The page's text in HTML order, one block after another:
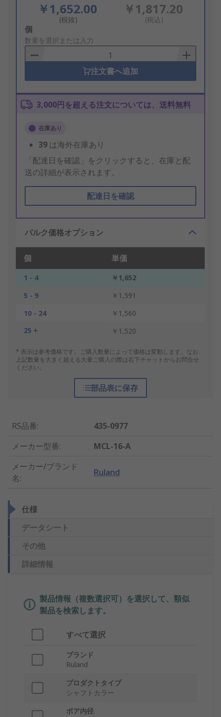
￥1,652.00
(税抜)
￥1,817.20
(税込)
Add
to
Basket
個
数量を選択または入力
注文書へ追加
3,000円を超える注文については、送料無料
在庫あり
39 は海外在庫あり
「配達日を確認」をクリックすると、在庫と配
送の詳細が表示されます。
配達日を確認
バルク価格オプション
個 単価
1 - 4
￥1,652
5 - 9
￥1,591
10 - 24
￥1,560
25 +
￥1,520
* 表示は参考価格です。ご購入数量によって価格は変動します。なお、
上記数量を大きく超える大量ご購入の際は右下チャットからお問合せ
ください。
部品表に保存
RS品番:
435-0977
メーカー型番:
MCL-16-A
メーカー/ブランド
名:
Ruland
仕様
データシート
その他
詳細情報
製品情報（複数選択可）を選択して、類似
製品を検索します。
すべて選択
ブランド
Ruland
プロダクトタイプ
シャフトカラー
ボア内径